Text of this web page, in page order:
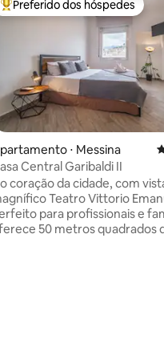
média de 5, 9
Entre os melhores preferidos
Preferido dos hóspedes
⋅ Messina
Central Garibaldi II
coração da cidade, com
Teatro Vittorio
para profissionais e
50 metros quadrados